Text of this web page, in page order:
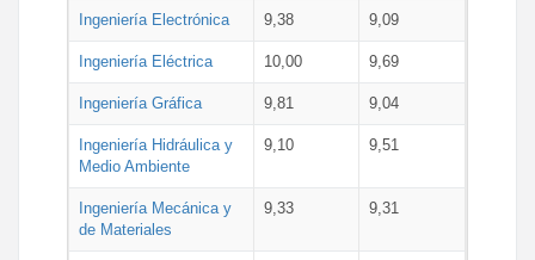
Ingeniería Electrónica 9,38 9,09
Ingeniería Eléctrica 10,00 9,69
Ingeniería Gráfica 9,81 9,04
Ingeniería Hidráulica y
Medio Ambiente
9,10 9,51
Ingeniería Mecánica y
de Materiales
9,33 9,31